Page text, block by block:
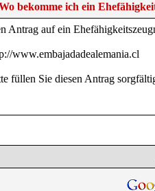
bekomme ich ein
Antrag auf ein
www.embajadadealemania.cl
füllen Sie diesen Antrag